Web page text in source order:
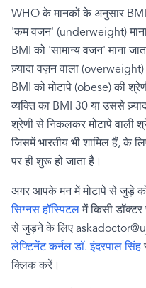
WHOके मानकों के अनुसार
'कम वजन' (underweight)
BMIको 'सामान्य वजन'माना
ज़्यादा वज़न वाला (overweight)
BMIको मोटापे (obese)की
व्यक्ति का BMI 30 या उससे
श्रेणी से निकलकर मोटापे वाली
जिसमें भारतीय भी शामिल हैं,के
पर ही शुरू हो जाता है।
अगर आपके मन में मोटापे से जुड़े
सिग्नस हॉस्पिटलमें किसी
से जुड़ने के लिए
लेफ्टिनेंट कर्नल डॉ. इंदरपाल सिंह
क्लिक करें।